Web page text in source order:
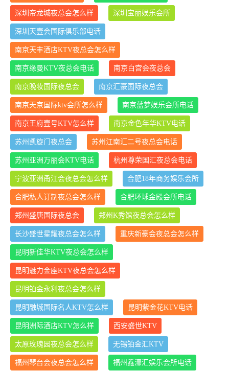
深圳帝龙城夜总会怎么样 深圳宝丽娱乐会所
深圳天壹会国际俱乐部电话
南京天丰酒店KTV夜总会怎么样
南京缘曼KTV夜总会电话 南京白宫会夜总会
南京晚妆国际夜总会 南京汇豪国际夜总会
南京天京国际ktv会所怎么样 南京蓝梦娱乐会所电话
南京王府壹号KTV怎么样 南京金色年华KTV电话
苏州凯旋门夜总会 苏州江南汇二号夜总会电话
苏州亚洲万丽会KTV电话 杭州尊荣国汇夜总会电话
宁波亚洲甬江会夜总会怎么样 合肥18年商务娱乐会所
合肥私人订制夜总会怎么样 合肥环球金殿会所电话
郑州盛唐国际夜总会 郑州K秀馆夜总会怎么样
长沙盛世星耀夜总会怎么样 重庆新豪会夜总会怎么样
昆明新佳华KTV夜总会怎么样
昆明魅力金座KTV夜总会怎么样
昆明铂金永利夜总会怎么样
昆明融城国际名人KTV怎么样 昆明紫金花KTV电话
昆明洲际酒店KTV怎么样 西安盛世KTV
太原玫瑰园夜总会怎么样 无锡铂金汇KTV
福州琴台会夜总会怎么样 福州鑫濠汇娱乐会所电话